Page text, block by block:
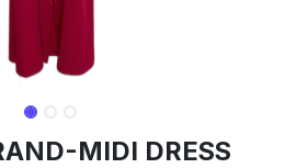
MIDI DRESS